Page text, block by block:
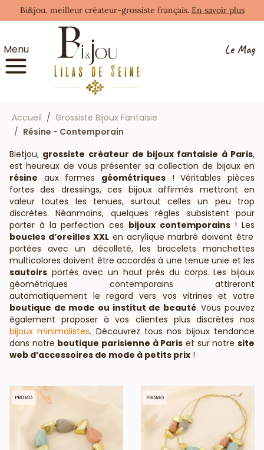
Bi&jou, meilleur créateur-grossiste français. En savoir plus
Menu Le Mag
Accueil
Grossiste Bijoux Fantaisie
Résine - Contemporain
Bietjou, grossiste créateur de bijoux fantaisie à Paris,
est heureux de vous présenter sa collection de bijoux en
résine aux formes géométriques ! Véritables pièces
fortes des dressings, ces bijoux affirmés mettront en
valeur toutes les tenues, surtout celles un peu trop
discrètes. Néanmoins, quelques règles subsistent pour
porter à la perfection ces bijoux contemporains! Les
boucles d’oreilles XXLen acrylique marbré doivent être
portées avec un décolleté, les bracelets manchettes
multicolores doivent être accordés à une tenue unie et les
sautoirs portés avec un haut près du corps. Les bijoux
géométriques contemporains attireront
automatiquement le regard vers vos vitrines et votre
boutique de mode ou institut de beauté. Vous pouvez
également proposer à vos clientes plus discrètes nos
bijoux minimalistes. Découvrez tous nos bijoux tendance
dans notre boutique parisienne à Paris et sur notresite
web d’accessoires de mode à petits prix !
PROMO PROMO